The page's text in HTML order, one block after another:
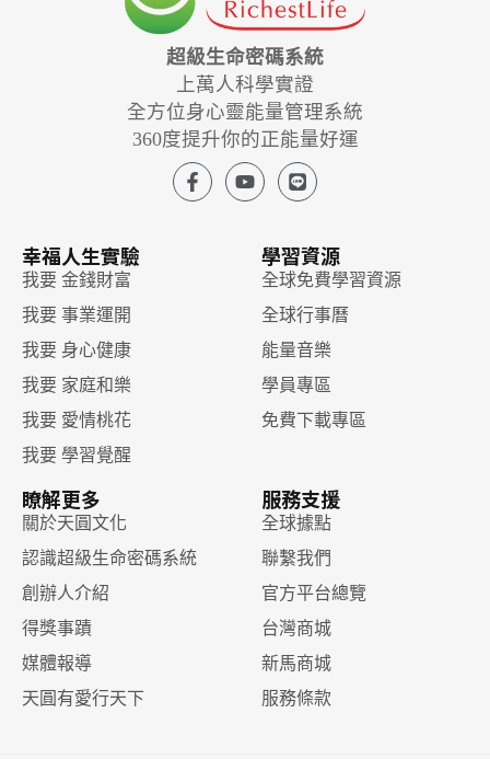
超級生命密碼系統
上萬人科學實證
全方位身心靈能量管理系統
360度提升你的正能量好運
幸福人生實驗
我要 金錢財富
我要 事業運開
我要 身心健康
我要 家庭和樂
我要 愛情桃花
我要 學習覺醒
學習資源
全球免費學習資源
全球行事曆
能量音樂
學員專區
免費下載專區
瞭解更多
關於天圓文化
認識超級生命密碼系統
創辦人介紹
得獎事蹟
媒體報導
天圓有愛行天下
服務支援
全球據點
聯繫我們
官方平台總覽
台灣商城
新馬商城
服務條款